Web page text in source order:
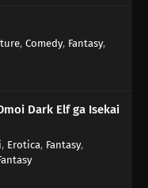
, Comedy, Fantasy,
Dark Elf ga Isekai
, Erotica, Fantasy,